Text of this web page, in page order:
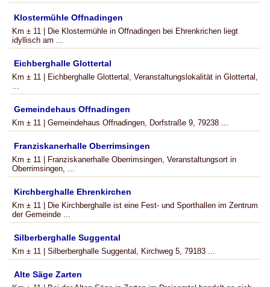
Klostermühle Offnadingen
Km ± 11 | Die Klostermühle in Offnadingen bei Ehrenkrichen liegt
idyllisch am ...
Eichberghalle Glottertal
Km ± 11 | Eichberghalle Glottertal, Veranstaltungslokalität in Glottertal,
...
Gemeindehaus Offnadingen
Km ± 11 | Gemeindehaus Offnadingen, Dorfstraße 9, 79238 ...
Franziskanerhalle Oberrimsingen
Km ± 11 | Franziskanerhalle Oberrimsingen, Veranstaltungsort in
Oberrimsingen, ...
Kirchberghalle Ehrenkirchen
Km ± 11 | Die Kirchberghalle ist eine Fest- und Sporthallen im Zentrum
der Gemeinde ...
Silberberghalle Suggental
Km ± 11 | Silberberghalle Suggental, Kirchweg 5, 79183 ...
Alte Säge Zarten